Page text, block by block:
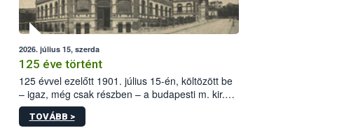
2026. július 15, szerda
125 éve történt
125 évvel ezelőtt 1901. július 15-én, költözött be
– igaz, még csak részben – a budapesti m. kir.
állami vetőmagvizsgáló állomás a Kis Rókus utca
15. szám alatti, Czigler Győző által tervezett új
TOVÁBB >